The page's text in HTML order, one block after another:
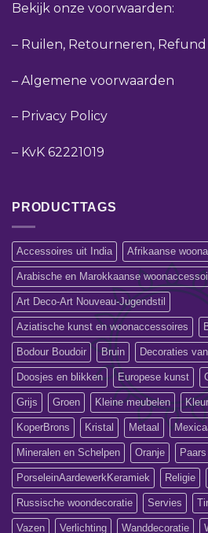
Bekijk onze voorwaarden:
– Ruilen, Retourneren,
– Algemene voorwaarden
– Privacy Policy
– KvK 62221019
PRODUCTTAGS
Accessoires uit India Afrikaanse
Arabische en Marokkaanse
Art Deco-Art Nouveau-Jugendstil
Aziatische kunst en woonaccessoires
Bodour Boudoir Bruin Decoraties
Doosjes en blikken Europese kunst
Grijs Groen Kleine meubelen
KoperBrons Kristal Metaal
Mineralen en Schelpen Oranje Paars
PorseleinAardewerkKeramiek Religie
Russische woondecoratie Servies
Vazen Verlichting Wanddecoratie